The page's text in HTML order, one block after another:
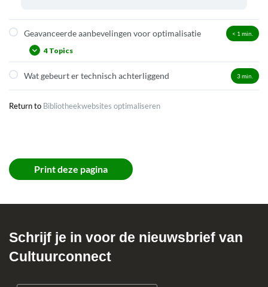
Geavanceerde aanbevelingen voor optimalisatie < 1 min.
4 Topics
Metatags
Wat gebeurt er technisch achterliggend 3min.
Return to Bibliotheekwebsites optimaliseren
Print deze pagina
Schrijf je in voor de nieuwsbrief van
Cultuurconnect